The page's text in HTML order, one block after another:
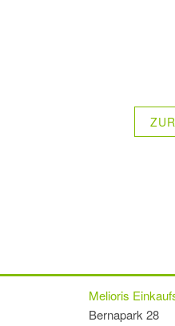
Melioris
Bernapark 28